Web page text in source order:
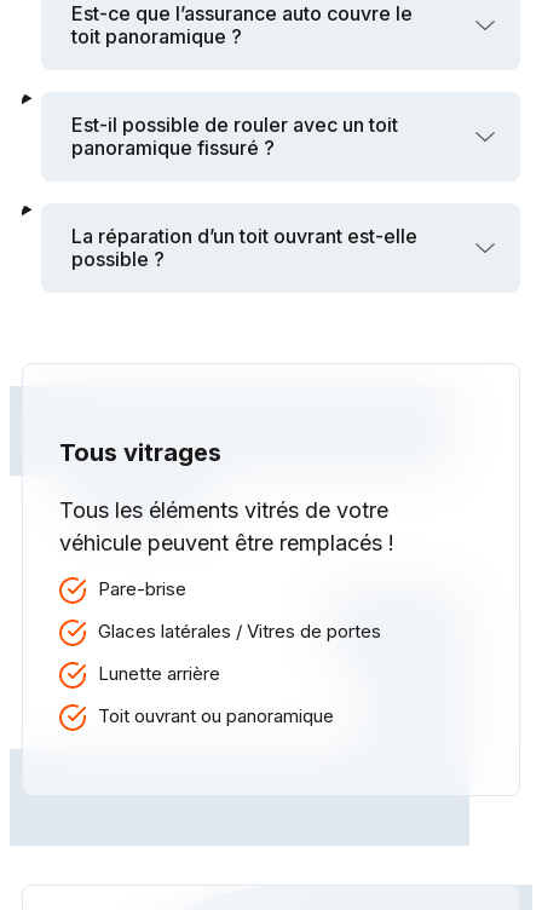
Est-ce que l’assurance auto couvre le
toit panoramique ?
Est-il possible de rouler avec un toit
panoramique fissuré ?
La réparation d’un toit ouvrant est-elle
possible ?
Tous vitrages
Tous les éléments vitrés de votre
véhicule peuvent être remplacés !
Pare-brise
Glaces latérales / Vitres de portes
Lunette arrière
Toit ouvrant ou panoramique